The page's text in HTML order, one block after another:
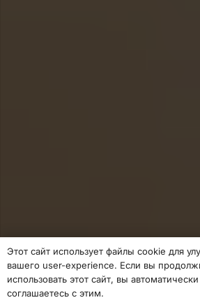
Этот сайт использует файлы cookie для
вашего user-experience. Если вы
использовать этот сайт, вы автоматически
соглашаетесь с этим.